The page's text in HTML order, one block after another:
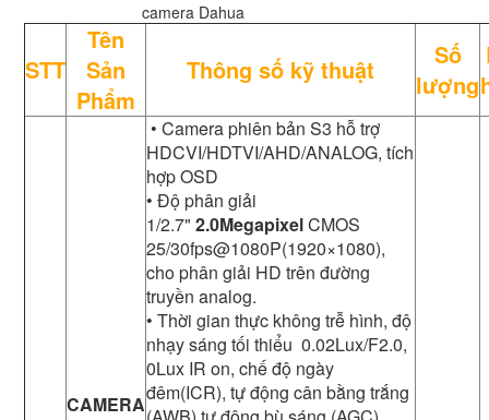
camera Dahua
STT
Tên
Sản
Phẩm
Thông số kỹ thuật
Số
lượng
CAMERA
• Camera phiên bản S3 hỗ trợ
HDCVI/HDTVI/AHD/ANALOG, tích
hợp OSD
• Độ phân giải
1/2.7"2.0MegapixelCMOS
25/30fps@1080P(1920×1080),
cho phân giải HD trên đường
truyền analog.
• Thời gian thực không trễ hình, độ
nhạy sáng tối thiểu 0.02Lux/F2.0,
0Lux IR on, chế độ ngày
đêm(ICR), tự động cân bằng trắng